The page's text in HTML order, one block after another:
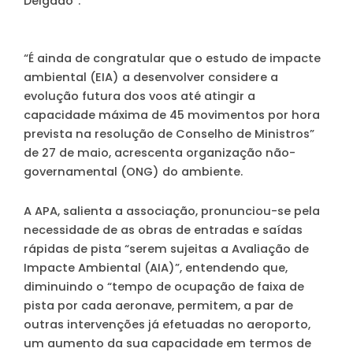
“É ainda de congratular que o estudo de impacte
ambiental (EIA) a desenvolver considere a
evolução futura dos voos até atingir a
capacidade máxima de 45 movimentos por hora
prevista na resolução de Conselho de Ministros”
de 27 de maio, acrescenta organização não-
governamental (ONG) do ambiente.
A APA, salienta a associação, pronunciou-se pela
necessidade de as obras de entradas e saídas
rápidas de pista “serem sujeitas a Avaliação de
Impacte Ambiental (AIA)”, entendendo que,
diminuindo o “tempo de ocupação de faixa de
pista por cada aeronave, permitem, a par de
outras intervenções já efetuadas no aeroporto,
um aumento da sua capacidade em termos de